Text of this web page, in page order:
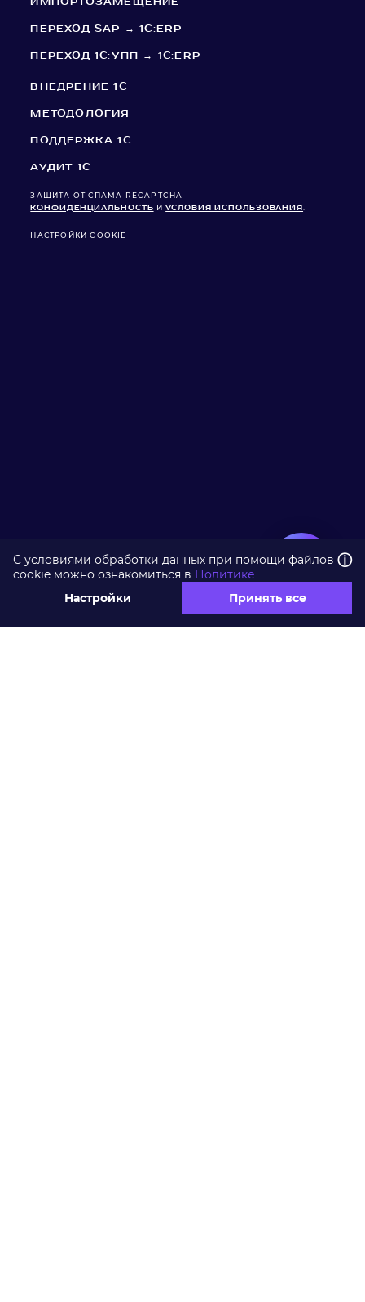
ПЕРЕХОД SAP → 1С:ERP
ПЕРЕХОД 1С:УПП → 1С:ERP
ВНЕДРЕНИЕ 1C
МЕТОДОЛОГИЯ
ПОДДЕРЖКА 1C
АУДИТ 1С
ЗАЩИТА ОТ СПАМА RECAPTCHA —
КОНФИДЕНЦИАЛЬНОСТЬ ИУСЛОВИЯ ИСПОЛЬЗОВАНИЯ
НАСТРОЙКИ COOKIE
С условиями обработки данных при помощи файлов
cookie можно ознакомиться в Политике
ⓘ
Настройки Принять все